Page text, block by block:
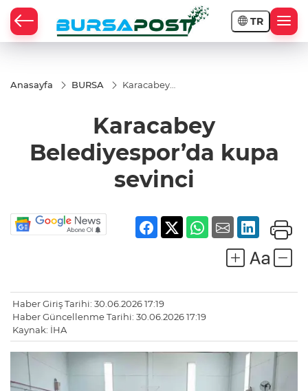
TR
Anasayfa BURSA
Karacabey
Karacabey
Belediyespor’da kupa
sevinci
Haber Giriş Tarihi: 30.06.2026 17:19
Haber Güncellenme Tarihi: 30.06.2026 17:19
Kaynak: İHA